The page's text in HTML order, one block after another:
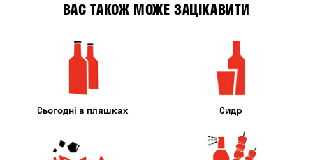
ВАС ТАКОЖ МОЖЕ ЗАЦІКАВИТИ
Сьогодні в пляшках Сидр